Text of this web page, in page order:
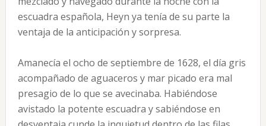
escuadra española, Heyn ya tenía de su parte la
ventaja de la anticipación y sorpresa.
Amanecía el ocho de septiembre de 1628, el día gris
acompañado de aguaceros y mar picado era mal
presagio de lo que se avecinaba. Habiéndose
avistado la potente escuadra y sabiéndose en